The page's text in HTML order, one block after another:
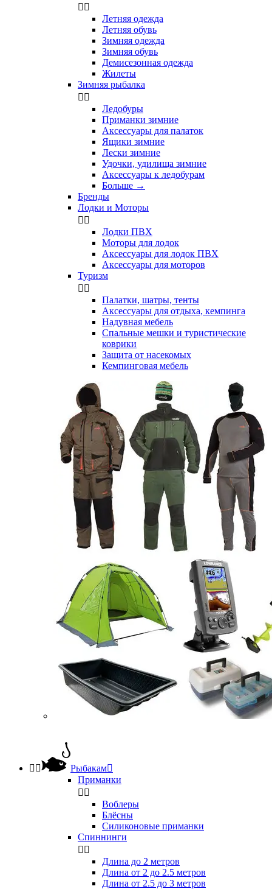
 
Летняя одежда
Летняя обувь
Зимняя одежда
Зимняя обувь
Демисезонная одежда
Жилеты
Зимняя рыбалка
 
Ледобуры
Приманки зимние
Аксессуары для палаток
Ящики зимние
Лески зимние
Удочки, удилища зимние
Аксессуары к ледобурам
Больше →
Бренды
Лодки и Моторы
 
Лодки ПВХ
Моторы для лодок
Аксессуары для лодок ПВХ
Аксессуары для моторов
Туризм
 
Палатки, шатры, тенты
Аксессуары для отдыха, кемпинга
Надувная мебель
Спальные мешки и туристические
коврики
Защита от насекомых
Кемпинговая мебель
  Рыбакам
Приманки
 
Воблеры
Блёсны
Силиконовые приманки
Спиннинги
 
Длина до 2 метров
Длина от 2 до 2.5 метров
Длина от 2.5 до 3 метров